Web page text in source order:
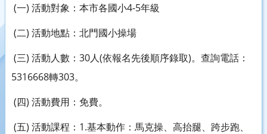
(一) 活動對象：本市各國小4-5年級
(二) 活動地點：北門國小操場
(三) 活動人數：30人(依報名先後順序錄取)。查詢電話：
5316668轉303。
(四) 活動費用：免費。
(五) 活動課程：1.基本動作：馬克操、高抬腿、跨步跑、